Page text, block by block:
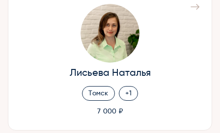
Лисьева Наталья
Томск +1
7 000 ₽